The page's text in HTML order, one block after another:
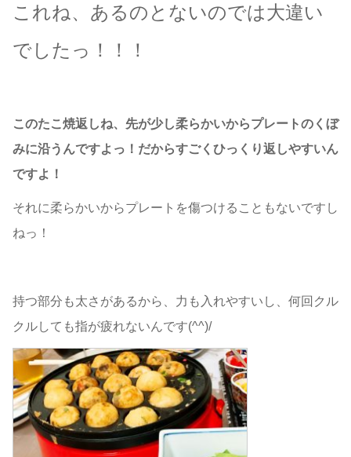
これね、あるのとないのでは大違い
でしたっ！！！
このたこ焼返しね、先が少し柔らかいからプレートのくぼ
みに沿うんですよっ！だからすごくひっくり返しやすいん
ですよ！
それに柔らかいからプレートを傷つけることもないですし
ねっ！
持つ部分も太さがあるから、力も入れやすいし、何回クル
クルしても指が疲れないんです(^^)/